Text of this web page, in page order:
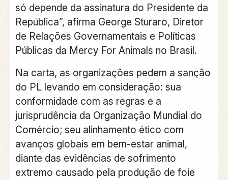
só depende da assinatura do Presidente da
República”, afirma George Sturaro, Diretor
de Relações Governamentais e Políticas
Públicas da Mercy For Animals no Brasil.
Na carta, as organizações pedem a sanção
do PL levando em consideração: sua
conformidade com as regras e a
jurisprudência da Organização Mundial do
Comércio; seu alinhamento ético com
avanços globais em bem-estar animal,
diante das evidências de sofrimento
extremo causado pela produção de foie